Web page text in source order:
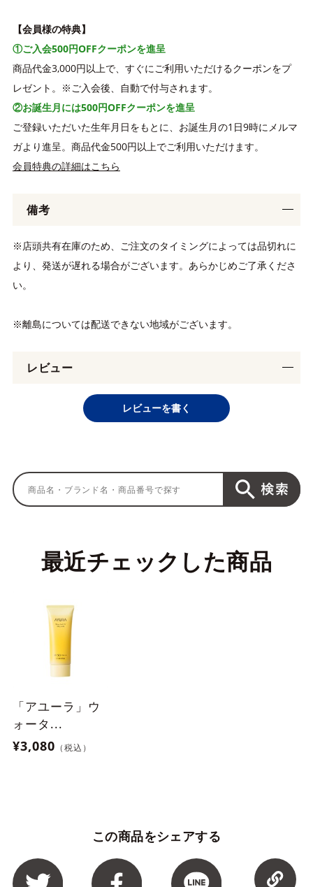
【会員様の特典】
①ご入会500円OFFクーポンを進呈
商品代金3,000円以上で、すぐにご利用いただけるクーポンをプ
レゼント。※ご入会後、自動で付与されます。
②お誕生月には500円OFFクーポンを進呈
ご登録いただいた生年月日をもとに、お誕生月の1日9時にメルマ
ガより進呈。商品代金500円以上でご利用いただけます。
会員特典の詳細はこちら
備考
※店頭共有在庫のため、ご注文のタイミングによっては品切れに
より、発送が遅れる場合がございます。あらかじめご了承くださ
い。
※離島については配送できない地域がございます。
レビュー
レビューを書く
最近チェックした商品
「アユーラ」ウ
ォータ...
¥3,080 （税込）
この商品をシェアする